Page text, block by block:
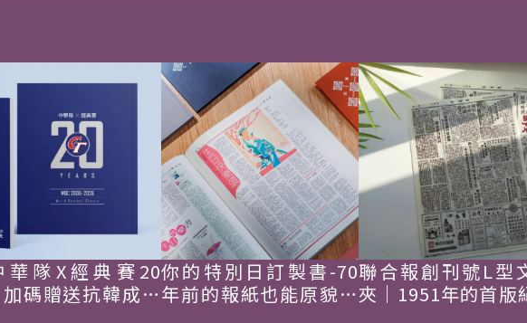
華隊X經典賽20
碼贈送抗韓成功
你的特別日訂製書-70
年前的報紙也能原貌重
聯合報創刊號L型
夾｜1951年的首版